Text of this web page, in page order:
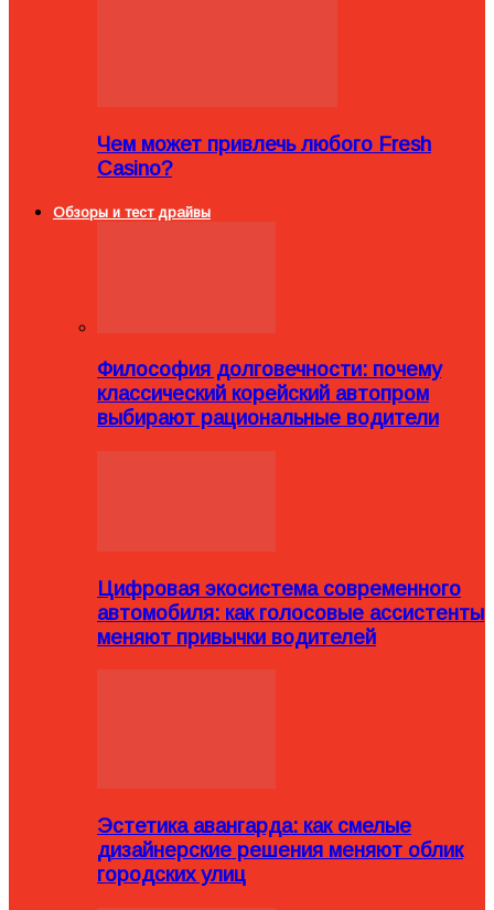
Чем может привлечь любого Fresh
Casino?
Обзоры и тест драйвы
Философия долговечности: почему
классический корейский автопром
выбирают рациональные водители
Цифровая экосистема современного
автомобиля: как голосовые ассистенты
меняют привычки водителей
Эстетика авангарда: как смелые
дизайнерские решения меняют облик
городских улиц